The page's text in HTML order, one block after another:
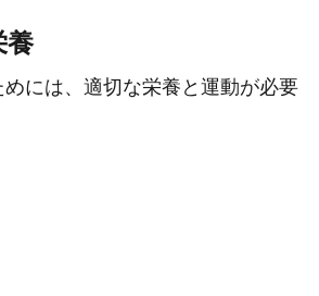
養
には、適切な栄養と運動が必要